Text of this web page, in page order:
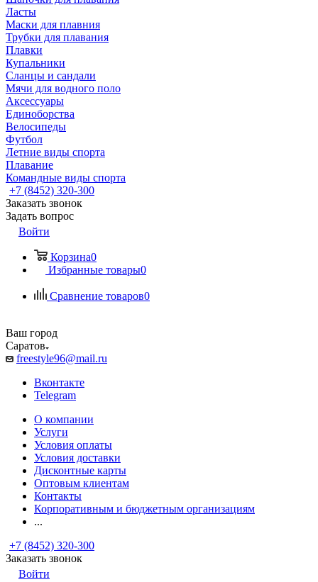
Ласты
Маски для плавния
Трубки для плавания
Плавки
Купальники
Сланцы и сандали
Мячи для водного поло
Аксессуары
Единоборства
Велосипеды
Футбол
Летние виды спорта
Плавание
Командные виды спорта
+7 (8452) 320-300
Заказать звонок
Задать вопрос
Войти
Корзина0
Избранные товары0
Сравнение товаров0
Ваш город
Саратов
freestyle96@mail.ru
Вконтакте
Telegram
О компании
Услуги
Условия оплаты
Условия доставки
Дисконтные карты
Оптовым клиентам
Контакты
Корпоративным и бюджетным организациям
...
+7 (8452) 320-300
Заказать звонок
Войти